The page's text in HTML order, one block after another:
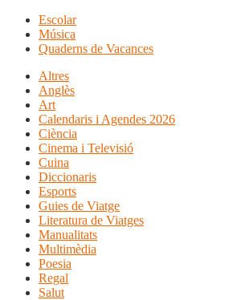
Escolar
Música
Quaderns de Vacances
Altres
Anglès
Art
Calendaris i Agendes 2026
Ciència
Cinema i Televisió
Cuina
Diccionaris
Esports
Guies de Viatge
Literatura de Viatges
Manualitats
Multimèdia
Poesia
Regal
Salut